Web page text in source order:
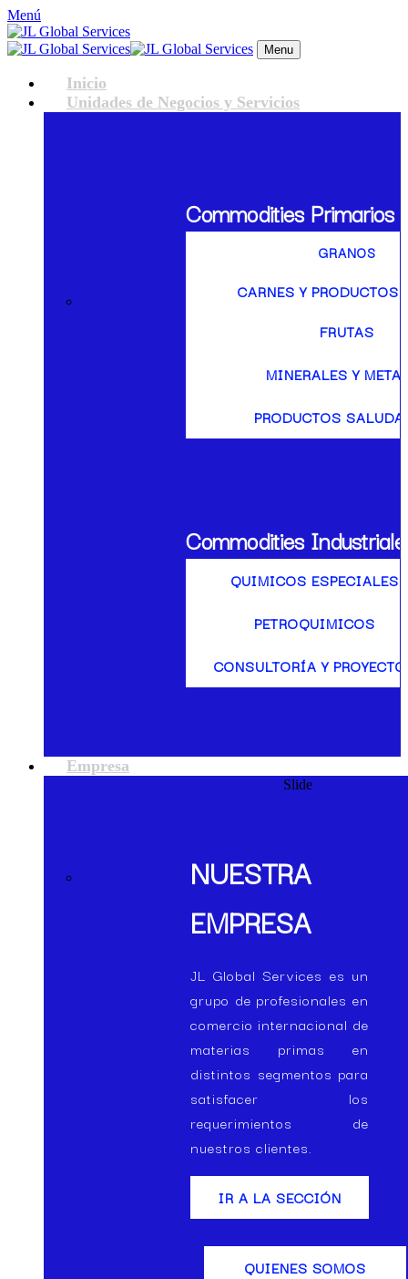
Menú
Menu
Inicio
Unidades de Negocios y Servicios
Commodities Primarios
GRANOS
CARNES Y PRODUCTOS
FRUTAS
MINERALES Y
PRODUCTOS
Commodities
QUIMICOS ESPECIALES
PETROQUIMICOS
CONSULTORÍA Y
Empresa
Slide
NUESTRA
EMPRESA
JL Global Services es un
grupo de profesionales en
comercio internacional de
materias primas en
distintos segmentos para
satisfacer los
requerimientos de
nuestros clientes.
IR A LA SECCIÓN
QUIENES SOMOS